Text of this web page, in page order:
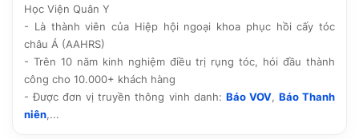
Học Viện Quân Y
- Là thành viên của Hiệp hội ngoại khoa phục hồi cấy tóc
châu Á (AAHRS)
- Trên 10 năm kinh nghiệm điều trị rụng tóc, hói đầu thành
công cho 10.000+ khách hàng
- Được đơn vị truyền thông vinh danh: Báo VOV, Báo Thanh
niên,...